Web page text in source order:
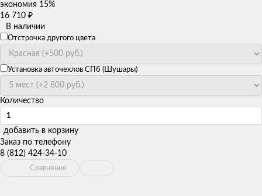
экономия 15%
16 710 ₽
В наличии
Отстрочка другого цвета
Установка авточехлов СПб (Шушары)
Количество
добавить в корзину
Заказ по телефону
8 (812) 424-34-10
Сравнение